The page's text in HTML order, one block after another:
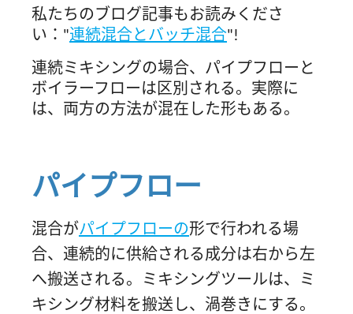
私たちのブログ記事もお読みくださ
い："連続混合とバッチ混合"!
連続ミキシングの場合、パイプフローと
ボイラーフローは区別される。実際に
は、両方の方法が混在した形もある。
パイプフロー
混合がパイプフローの形で行われる場
合、連続的に供給される成分は右から左
へ搬送される。ミキシングツールは、ミ
キシング材料を搬送し、渦巻きにする。